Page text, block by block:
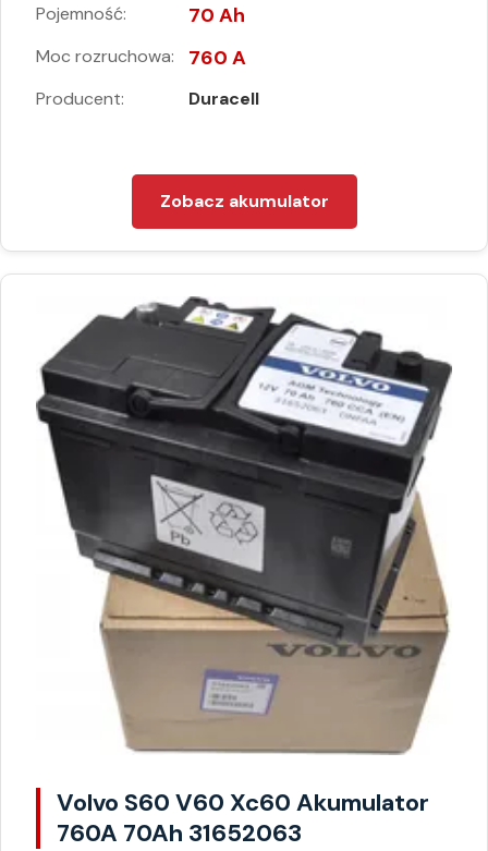
Pojemność: 70 Ah
Moc rozruchowa: 760 A
Producent: Duracell
Zobacz akumulator
Volvo S60 V60 Xc60 Akumulator
760A 70Ah 31652063